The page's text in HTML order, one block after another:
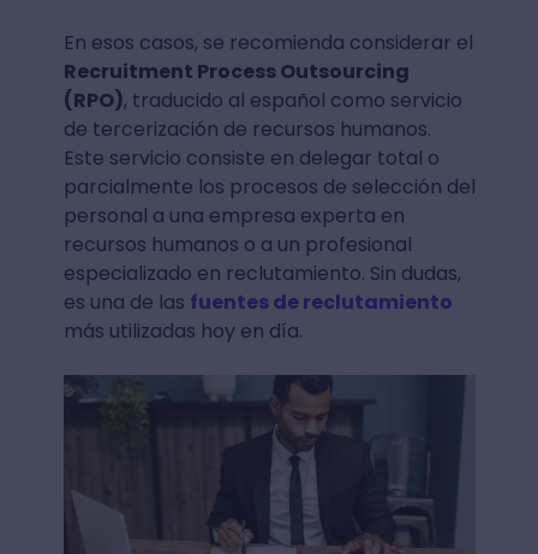
En esos casos, se recomienda considerar el
Recruitment Process Outsourcing
(RPO), traducido al español como servicio
de tercerización de recursos humanos.
Este servicio consiste en delegar total o
parcialmente los procesos de selección del
personal a una empresa experta en
recursos humanos o a un profesional
especializado en reclutamiento. Sin dudas,
es una de las fuentes de reclutamiento
más utilizadas hoy en día.